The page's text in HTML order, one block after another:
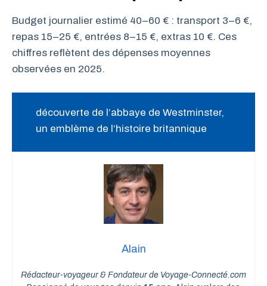
Budget journalier estimé 40–60 € : transport 3–6 €,
repas 15–25 €, entrées 8–15 €, extras 10 €. Ces
chiffres reflètent des dépenses moyennes
observées en 2025.
découverte de l’abbaye de Westminster,
un emblème de l’histoire britannique
Alain
Rédacteur-voyageur & Fondateur de Voyage-Connecté.com